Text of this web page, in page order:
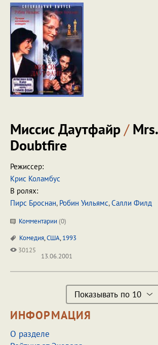
Миссис Даутфайр/Mrs.
Doubtfire
Режиссер:
Крис Коламбус
В ролях:
Пирс Броснан, Робин Уильямс,Салли Филд
Комментарии (0)
Комедия,США,1993
30125
13.06.2001
Показывать по 10
ИНФОРМАЦИЯ
О разделе